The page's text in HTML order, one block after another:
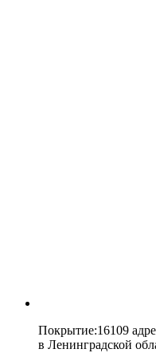
Покрытие:16109
в Ленинградской